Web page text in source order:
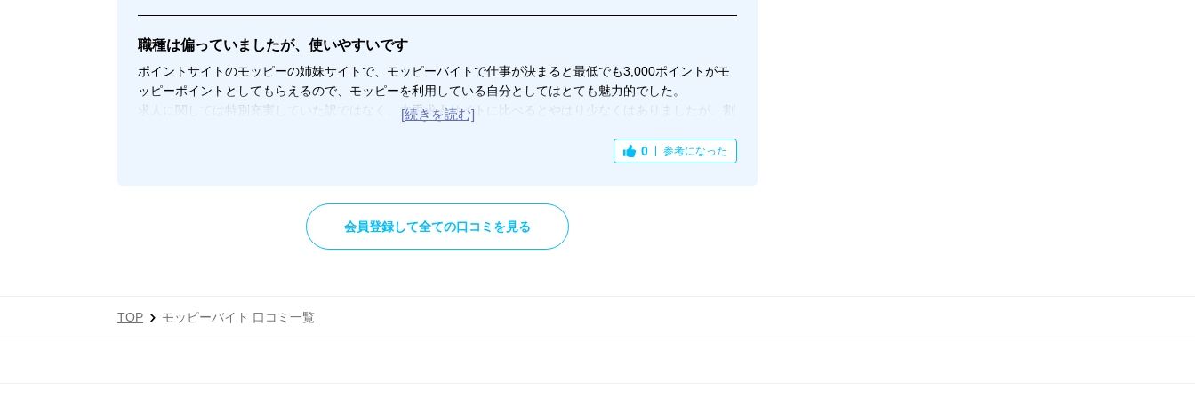
職種は偏っていましたが、使いやすいです
ポイントサイトのモッピーの姉妹サイトで、モッピーバイトで仕事が決まると最低でも3,000ポイントがモ
ッピーポイントとしてもらえるので、モッピーを利用している自分としてはとても魅力的でした。
求人に関しては特別充実していた訳ではなく、大手求人サイトに比べるとやはり少なくはありましたが、割
職種に関してはお店などのサービス業が多くて少し偏っている感じはしましたが、近くのお店のアルバイト
0 参考になった
会員登録して全ての口コミを見る
TOP モッピーバイト 口コミ一覧